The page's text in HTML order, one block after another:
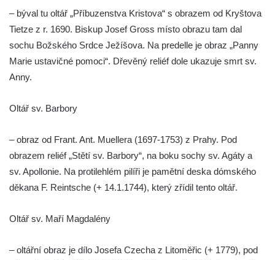
Hřbitovní kaple v Šumburku nad Desnou –
Tanvaldu
Kostel svatého Františka z Assisi v Tanvaldu
Křečanech
Křečanech
Bývalá márnice u hřbitova v Dubé
Kostel Nalezení svatého Kříže v Dubé
Úněticích
Kostel Wang (Karpacz – Bierutowice,
– býval tu oltář „Příbuzenstva Kristova“ s obrazem od Kryštova
Tietze z r. 1690. Biskup Josef Gross místo obrazu tam dal
sochu Božského Srdce Ježíšova. Na predelle je obraz „Panny
Marie ustavičné pomoci“. Dřevěný reliéf dole ukazuje smrt sv.
Anny.
Oltář sv. Barbory
– obraz od Frant. Ant. Muellera (1697-1753) z Prahy. Pod
obrazem reliéf „Stětí sv. Barbory“, na boku sochy sv. Agáty a
sv. Apollonie. Na protilehlém pilíři je pamětní deska dómského
děkana F. Reintsche (+ 14.1.1744), který zřídil tento oltář.
Oltář sv. Maří Magdalény
– oltářní obraz je dílo Josefa Czecha z Litoměřic (+ 1779), pod